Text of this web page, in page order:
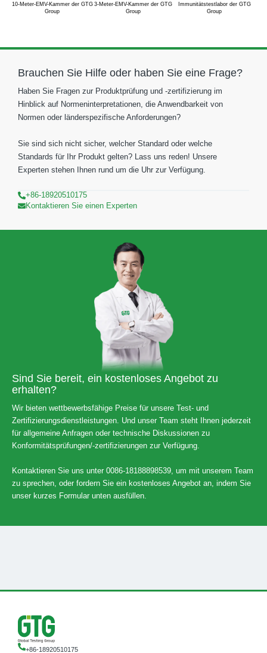
10-Meter-EMV-Kammer der GTG
Group
3-Meter-EMV-Kammer der GTG
Group
Immunitätstestlabor der GTG
Group
Brauchen Sie Hilfe oder haben Sie eine Frage?
Haben Sie Fragen zur Produktprüfung und -zertifizierung im
Hinblick auf Normeninterpretationen, die Anwendbarkeit von
Normen oder länderspezifische Anforderungen?
Sie sind sich nicht sicher, welcher Standard oder welche
Standards für Ihr Produkt gelten? Lass uns reden! Unsere
Experten stehen Ihnen rund um die Uhr zur Verfügung.
+86-18920510175
Kontaktieren Sie einen Experten
Sind Sie bereit, ein kostenloses Angebot zu
erhalten?
Wir bieten wettbewerbsfähige Preise für unsere Test- und
Zertifizierungsdienstleistungen. Und unser Team steht Ihnen jederzeit
für allgemeine Anfragen oder technische Diskussionen zu
Konformitätsprüfungen/-zertifizierungen zur Verfügung.
Kontaktieren Sie uns unter 0086-18188898539, um mit unserem Team
zu sprechen, oder fordern Sie ein kostenloses Angebot an, indem Sie
unser kurzes Formular unten ausfüllen.
+86-18920510175